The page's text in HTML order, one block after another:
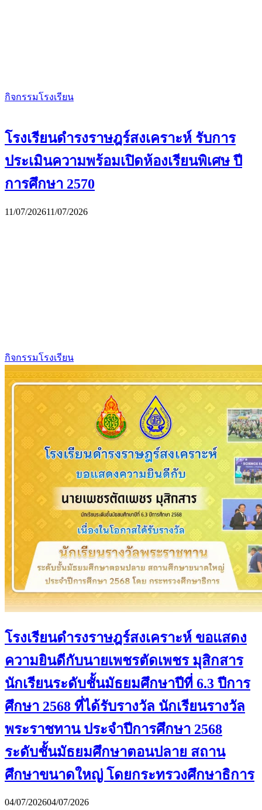
กิจกรรมโรงเรียน
โรงเรียนดำรงราษฎร์สงเคราะห์ รับการ
ประเมินความพร้อมเปิดห้องเรียนพิเศษ ปี
การศึกษา 2570
11/07/202611/07/2026
กิจกรรมโรงเรียน
โรงเรียนดำรงราษฎร์สงเคราะห์ ขอแสดง
ความยินดีกับนายเพชรตัดเพชร มุสิกสาร
นักเรียนระดับชั้นมัธยมศึกษาปีที่ 6.3 ปีการ
ศึกษา 2568 ที่ได้รับรางวัล นักเรียนรางวัล
พระราชทาน ประจำปีการศึกษา 2568
ระดับชั้นมัธยมศึกษาตอนปลาย สถาน
ศึกษาขนาดใหญ่ โดยกระทรวงศึกษาธิการ
04/07/202604/07/2026